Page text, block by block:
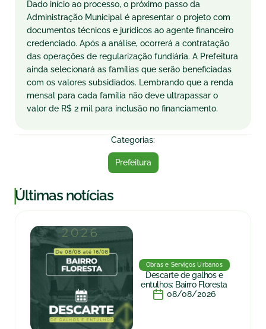
Dado início ao processo, o próximo passo da
Administração Municipal é apresentar o projeto com
documentos técnicos e jurídicos ao agente financeiro
credenciado. Após a análise, ocorrerá a contratação
das operações de regularização fundiária. A Prefeitura
ainda selecionará as famílias que serão beneficiadas
com os valores subsidiados. Lembrando que a renda
mensal para cada família não deve ultrapassar o
valor de R$ 2 mil para inclusão no financiamento.
Categorias:
Prefeitura
|Últimas notícias
Obras e Serviços Urbanos
Descarte de galhos e
entulhos: Bairro Floresta
08/08/2026